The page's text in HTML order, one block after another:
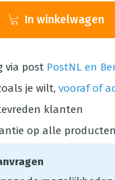
In winkelwagen
via post PostNL en
je wilt, vooraf of
klanten
op alle producten